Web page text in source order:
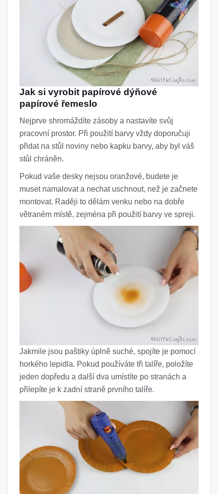
Jak si vyrobit papírové dýňové
papírové řemeslo
Nejprve shromáždíte zásoby a nastavíte svůj
pracovní prostor. Při použití barvy vždy doporučuji
přidat na stůl noviny nebo kapku barvy, aby byl váš
stůl chráněn.
Pokud vaše desky nejsou oranžové, budete je
muset namalovat a nechat uschnout, než je začnete
montovat. Raději to dělám venku nebo na dobře
větraném místě, zejména při použití barvy ve spreji.
Jakmile jsou paštiky úplně suché, spojíte je pomocí
horkého lepidla. Pokud používáte tři talíře, položíte
jeden dopředu a další dva umístíte po stranách a
přilepíte je k zadní straně prvního talíře.